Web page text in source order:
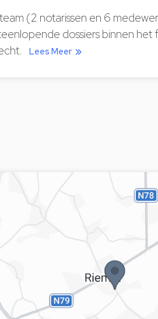
(2 notarissen en 6
dossiers binnen
Lees Meer